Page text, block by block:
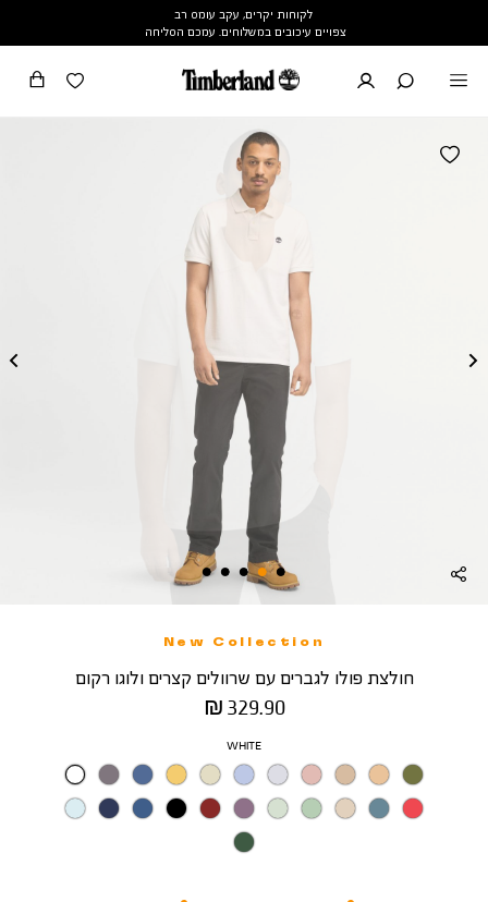
לקוחות יקרים, עקב עומס רב
צפויים עיכובים במשלוחים. עמכם הסליחה
New Collection
חולצת פולו לגברים עם שרוולים קצרים ולוגו רקום
מחיר
מוצר
329.90 ₪
צבע
WHITE